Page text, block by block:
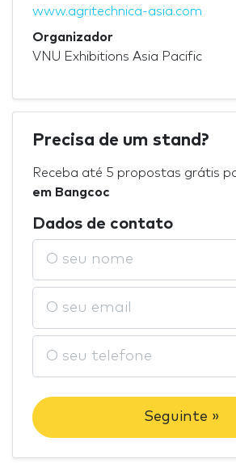
www.agritechnica-asia.com
Organizador
VNU Exhibitions Asia Pacific
Precisa de um stand?
Receba até 5 propostas grátis
em Bangcoc
Dados de contato
Seguinte »